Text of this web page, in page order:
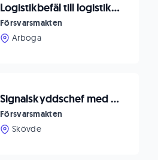
Logistikbefäl till logistikenheten FMTIS
Försvarsmakten
Arboga
Signalskyddschef med inriktning NATO COMSEC
Försvarsmakten
Skövde